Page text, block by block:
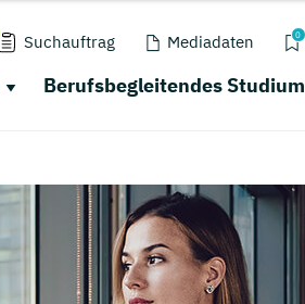
Suchauftrag Mediadaten 0
Berufsbegleitendes Studium